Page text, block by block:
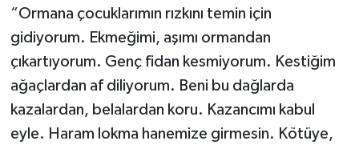
“Ormana çocuklarımın rızkını temin için
gidiyorum. Ekmeğimi, aşımı ormandan
çıkartıyorum. Genç fidan kesmiyorum. Kestiğim
ağaçlardan af diliyorum. Beni bu dağlarda
kazalardan, belalardan koru. Kazancımı kabul
eyle. Haram lokma hanemize girmesin. Kötüye,